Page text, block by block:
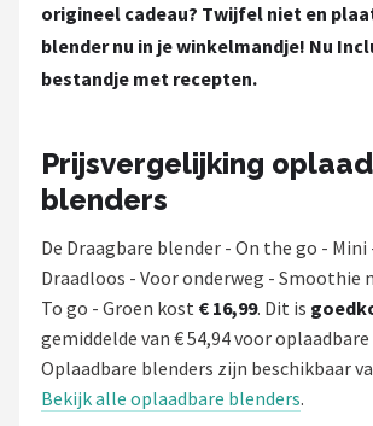
origineel cadeau? Twijfel niet en
blender nu in je winkelmandje! Nu
bestandje met recepten.
Prijsvergelijking
blenders
De Draagbare blender - On the go -
Draadloos - Voor onderweg - Smoothie
To go - Groen kost € 16,99. Dit is
gemiddelde van € 54,94 voor
Oplaadbare blenders zijn beschikbaar
Bekijk alle oplaadbare blenders.